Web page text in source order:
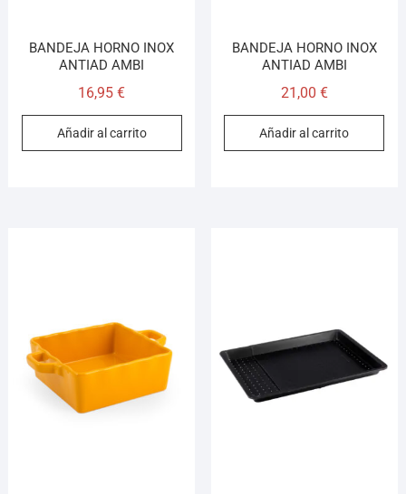
BANDEJA HORNO INOX
ANTIAD AMBI
16,95€
Añadir al carrito
BANDEJA HORNO INOX
ANTIAD AMBI
21,00 €
Añadir al carrito